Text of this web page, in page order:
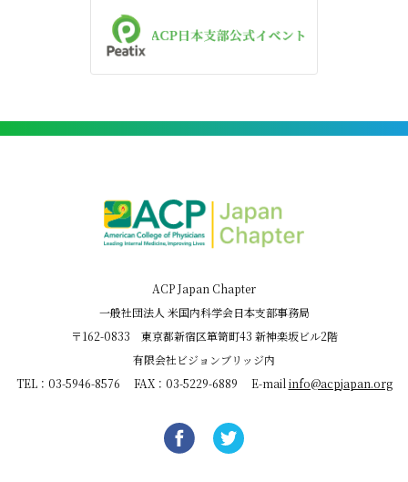
ACP Japan Chapter
一般社団法人 米国内科学会日本支部事務局
〒162-0833 東京都新宿区箪笥町43 新神楽坂ビル2階
有限会社ビジョンブリッジ内
TEL：03-5946-8576 FAX：03-5229-6889 E-mail info@acpjapan.org